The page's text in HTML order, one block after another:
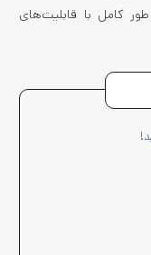
کامل با قابلیت‌های